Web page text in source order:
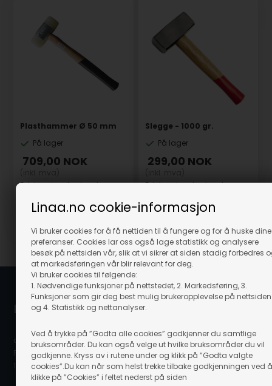
Linaa.no cookie-informasjon
Vi bruker cookies for å få nettiden til å fungere og for å huske dine
preferanser. Cookies lar oss også lage statistikk og analysere
besøk på nettsiden vår, slik at vi sikrer at siden stadig forbedres
at markedsføringen vår blir relevant for deg.
Vi bruker cookies til følgende:
1. Nødvendige funksjoner på nettstedet, 2. Markedsføring, 3.
Funksjoner som gir deg best mulig brukeropplevelse på nettsiden
og 4. Statistikk og nettanalyser.
Ved å trykke på ”Godta alle cookies” godkjenner du samtlige
bruksområder. Du kan også velge ut hvilke bruksområder du vil
godkjenne. Kryss av i rutene under og klikk på ”Godta valgte
cookies”.Du kan når som helst trekke tilbake godkjenningen ved å
klikke på ”Cookies” i feltet nederst på siden
Plasthammer Ø 50 mm
På lager
709,00 NOK
Evt. leveringskostnader
Varenr.: 36063
Slegge - 1000 gr.
På lager
299,00 NOK
Evt. leveringskostnader
Varenr.: 35953
Linå / Linaa.no
c/o Scanvisio AS
Postboks 80
1917 Ytre Enebakk